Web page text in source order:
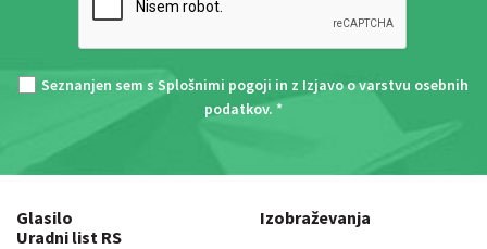
Seznanjen sem s Splošnimi pogoji in z Izjavo o varstvu osebnih
podatkov. *
Glasilo
Uradni list RS
Izobraževanja